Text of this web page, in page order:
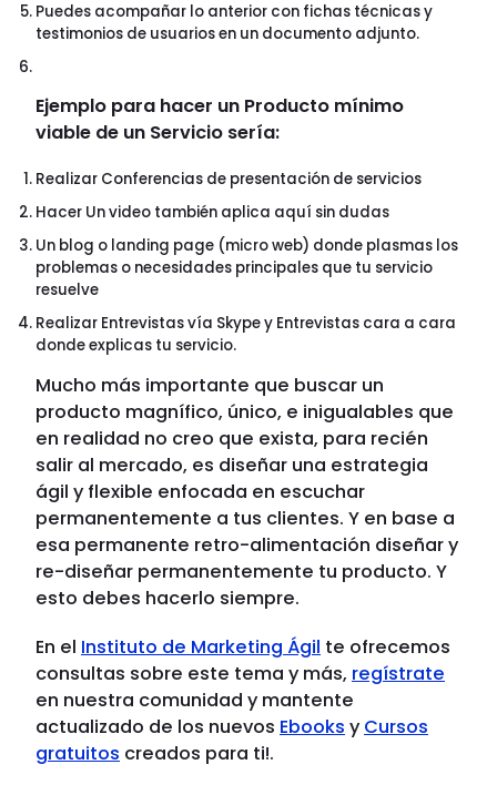
Puedes acompañar lo anterior con fichas técnicas y
testimonios de usuarios en un documento adjunto.
Ejemplo para hacer un Producto mínimo
viable de un Servicio sería:
Realizar Conferencias de presentación de servicios
Hacer Un video también aplica aquí sin dudas
Un blog o landing page (micro web) donde plasmas los
problemas o necesidades principales que tu servicio
resuelve
Realizar Entrevistas vía Skype y Entrevistas cara a cara
donde explicas tu servicio.
Mucho más importante que buscar un
producto magnífico, único, e inigualables que
en realidad no creo que exista, para recién
salir al mercado, es diseñar una estrategia
ágil y flexible enfocada en escuchar
permanentemente a tus clientes. Y en base a
esa permanente retro-alimentación diseñar y
re-diseñar permanentemente tu producto. Y
esto debes hacerlo siempre.
En el Instituto de Marketing Ágil te ofrecemos
consultas sobre este tema y más, regístrate
en nuestra comunidad y mantente
actualizado de los nuevos Ebooks y Cursos
gratuitos creados para ti!.